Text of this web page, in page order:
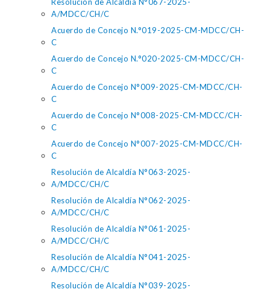
A/MDCC/CH/C
Acuerdo de Concejo N.°019-2025-CM-MDCC/CH-
C
Acuerdo de Concejo N.°020-2025-CM-MDCC/CH-
C
Acuerdo de Concejo N°009-2025-CM-MDCC/CH-
C
Acuerdo de Concejo N°008-2025-CM-MDCC/CH-
C
Acuerdo de Concejo N°007-2025-CM-MDCC/CH-
C
Resolución de Alcaldía N°063-2025-
A/MDCC/CH/C
Resolución de Alcaldía N°062-2025-
A/MDCC/CH/C
Resolución de Alcaldía N°061-2025-
A/MDCC/CH/C
Resolución de Alcaldía N°041-2025-
A/MDCC/CH/C
Resolución de Alcaldía N°039-2025-